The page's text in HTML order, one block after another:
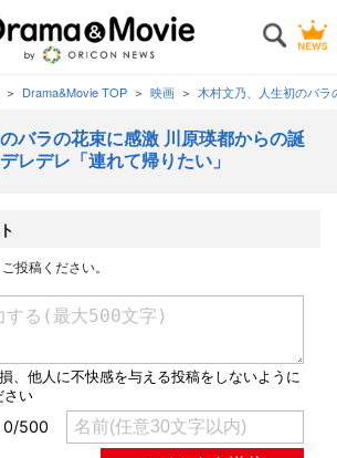
Drama&Movie TOP 映画 木村文乃、人生初のバ
バラの花束に感激 川原瑛都からの誕
レデレ「連れて帰りたい」
投稿ください。